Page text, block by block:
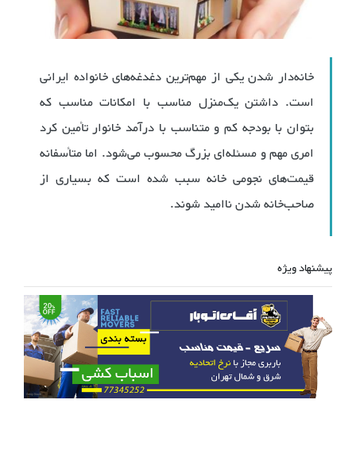
خانه‌دار شدن یکی از مهم‌ترین دغدغه‌های خانواده‌ ایرانی
است. داشتن یک‌منزل مناسب با امکانات مناسب که
بتوان با بودجه کم و متناسب با درآمد خانوار تأمین کرد
امری مهم و مسئله‌ای بزرگ محسوب می‌شود. اما متأسفانه
قیمت‌های نجومی خانه سبب شده است که بسیاری از
صاحب‌خانه شدن ناامید شوند.
پیشنهاد ویژه